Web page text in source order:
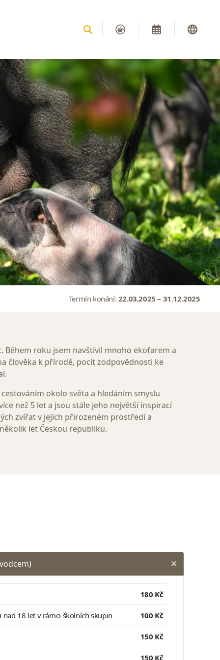
Termín konání: 22.03.2025 – 31.12.2025
roku jsem navštívil mnoho ekofarem a
člověka k přírodě, pocit zodpovědnosti ke
okolo světa a hledáním smyslu
než 5 let a jsou stále jeho největší inspirací
zvířat v jejich přirozeném prostředí a
let Českou republiku.
180 Kč
18 let v rámci školních skupin 100 Kč
150 Kč
150 Kč